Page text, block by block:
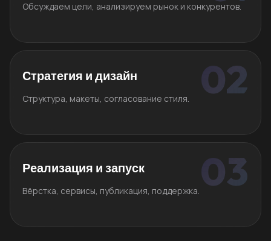
Обсуждаем цели, анализируем рынок и конкурентов.
Стратегия и дизайн
Структура, макеты, согласование стиля.
Реализация и запуск
Вёрстка, сервисы, публикация, поддержка.